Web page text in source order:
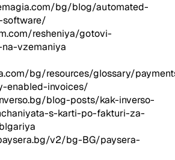
bg/blog/automated-
software/
resheniya/gotovi-
vzemaniya
bg/resources/glossary/
enabled-invoices/
blog-posts/kak-inverso-
s-karti-po-fakturi-za-
v2/bg-BG/paysera-